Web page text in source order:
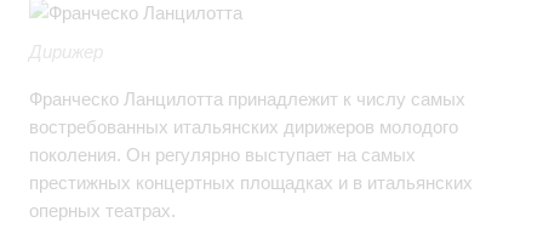
Дирижер
Франческо Ланцилотта принадлежит к числу самых
востребованных итальянских дирижеров молодого
поколения. Он регулярно выступает на самых
престижных концертных площадках и в итальянских
оперных театрах.